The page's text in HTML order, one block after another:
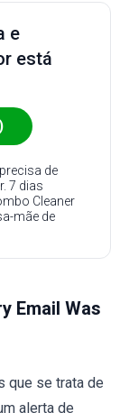
e
está
de
7 dias
Cleaner
mãe de
Email Was
que se trata de
alerta de